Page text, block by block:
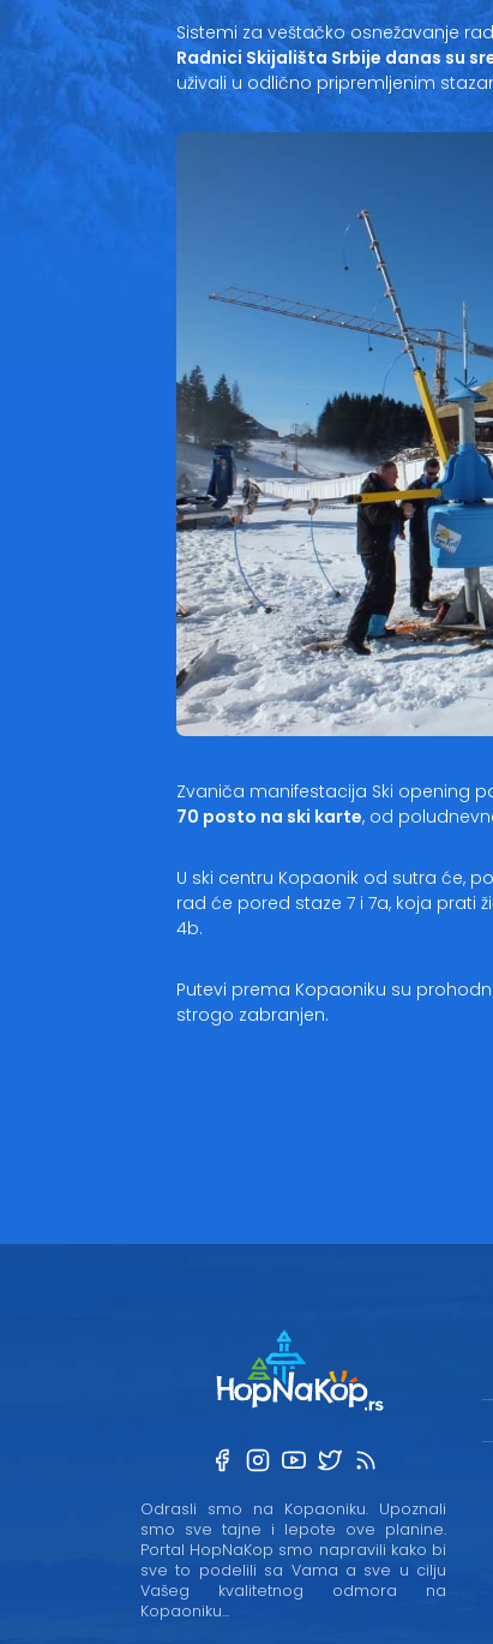
Sistemi za veštačko osnežavanje
Radnici Skijališta Srbije danas su
uživali u odlično pripremljenim
Zvaniča manifestacija Ski opening
70 posto na ski karte, od
U ski centru Kopaonik od sutra će,
rad će pored staze 7 i 7a, koja prati
4b.
Putevi prema Kopaoniku su
strogo zabranjen.
Odrasli smo na Kopaoniku. Upoznali
smo sve tajne i lepote ove planine.
Portal HopNaKop smo napravili kako bi
sve to podelili sa Vama a sve u cilju
Vašeg kvalitetnog odmora na
Kopaoniku...